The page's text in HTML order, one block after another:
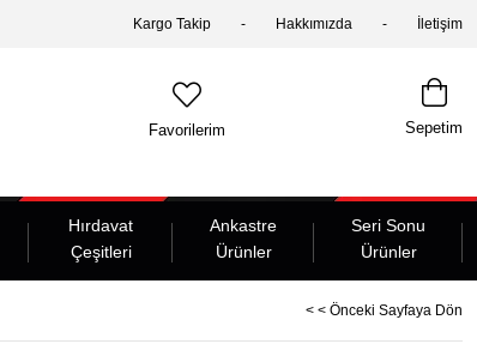
Kargo Takip Hakkımızda İletişim
Sepetim
Favorilerim
Hırdavat
Çeşitleri
Ankastre
Ürünler
Seri Sonu
Ürünler
< < Önceki Sayfaya Dön